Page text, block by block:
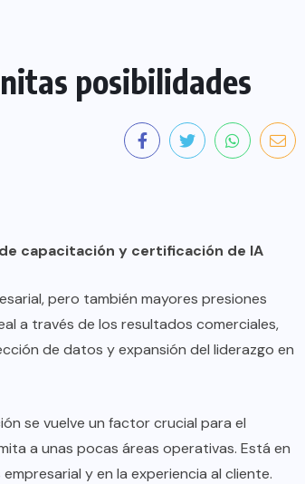
posibilidades
capacitación y certificación de IA
pero también mayores presiones
a través de los resultados comerciales,
de datos y expansión del liderazgo en
se vuelve un factor crucial para el
a unas pocas áreas operativas. Está en
y en la experiencia al cliente.